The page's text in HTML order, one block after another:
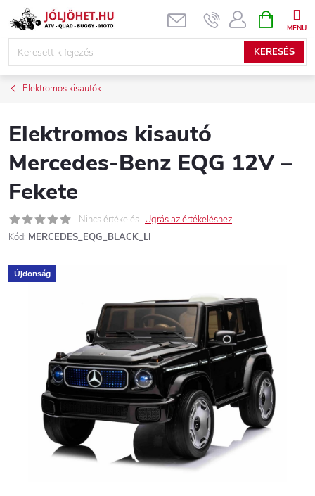
Ugrás
KERESÉS
KOSÁR
Elektromos kisautók
Elektromos kisautó
Mercedes-Benz EQG 12V –
Fekete
Nincs értékelés Ugrás az értékeléshez
Kód: MERCEDES_EQG_BLACK_LI
Újdonság